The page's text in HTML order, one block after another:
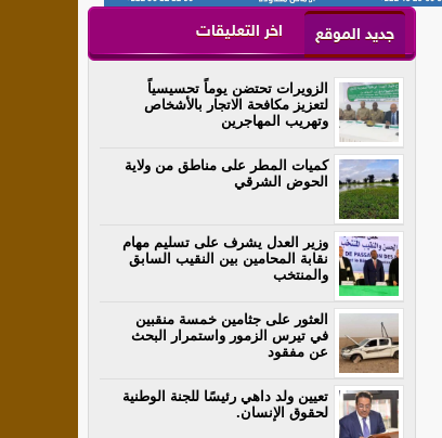
جديد الموقع اخر التعليقات
الزويرات تحتضن يوماً تحسيسياً
لتعزيز مكافحة الاتجار بالأشخاص
وتهريب المهاجرين
كميات المطر على مناطق من ولاية
الحوض الشرقي
وزير العدل يشرف على تسليم مهام
نقابة المحامين بين النقيب السابق
والمنتخب
العثور على جثامين خمسة منقبين
في تيرس الزمور واستمرار البحث
عن مفقود
تعيين ولد داهي رئيسًا للجنة الوطنية
لحقوق الإنسان.